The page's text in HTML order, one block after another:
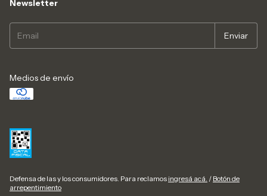
Newsletter
Medios de envío
Defensa de las y los consumidores. Para reclamos ingresá acá. / Botón de
arrepentimiento